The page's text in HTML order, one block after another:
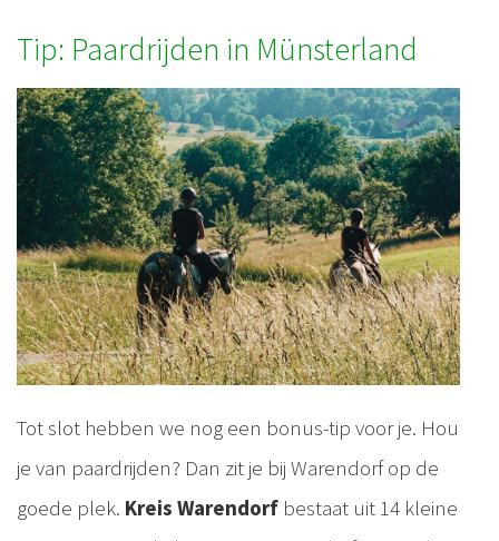
Tip: Paardrijden in Münsterland
Tot slot hebben we nog een bonus-tip voor je. Hou
je van paardrijden? Dan zit je bij Warendorf op de
goede plek. Kreis Warendorf bestaat uit 14 kleine